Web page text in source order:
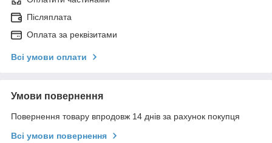
Післяплата
Оплата за реквізитами
Всі умови оплати
Умови повернення
Повернення товару впродовж 14 днів за рахунок покупця
Всі умови повернення